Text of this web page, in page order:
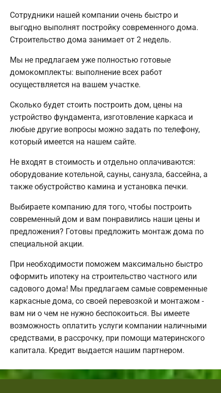
Сотрудники нашей компании очень быстро и
выгодно выполнят постройку современного дома.
Строительство дома занимает от 2 недель.
Мы не предлагаем уже полностью готовые
домокомплекты: выполнение всех работ
осуществляется на вашем участке.
Сколько будет стоить построить дом, цены на
устройство фундамента, изготовление каркаса и
любые другие вопросы можно задать по телефону,
который имеется на нашем сайте.
Не входят в стоимость и отдельно оплачиваются:
оборудование котельной, сауны, санузла, бассейна, а
также обустройство камина и установка печки.
Выбираете компанию для того, чтобы построить
современный дом и вам понравились наши цены и
предложения? Готовы предложить монтаж дома по
специальной акции.
При необходимости поможем максимально быстро
оформить ипотеку на строительство частного или
садового дома! Мы предлагаем самые современные
каркасные дома, со своей перевозкой и монтажом -
вам ни о чем не нужно беспокоиться. Вы имеете
возможность оплатить услуги компании наличными
средствами, в рассрочку, при помощи материнского
капитала. Кредит выдается нашим партнером.